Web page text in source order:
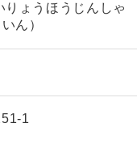
ょうほうじんしゃ
ん）
1